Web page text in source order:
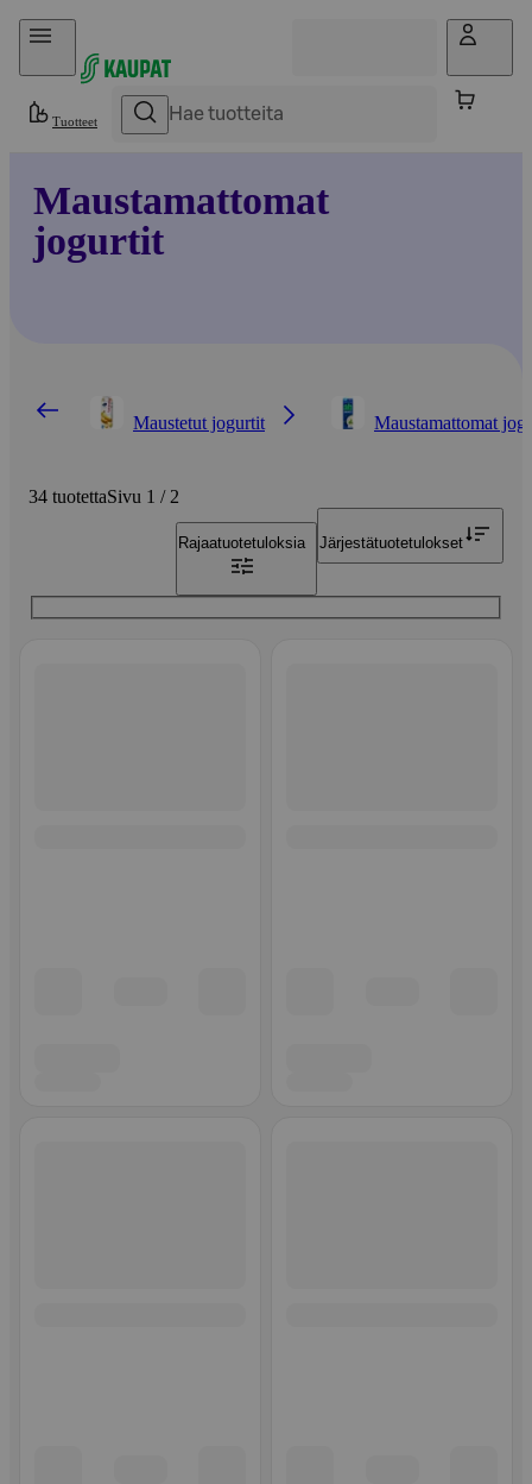
Hyppää sisältöön
Tuotteet
Maustamattomat
jogurtit
Maustetut jogurtit Maustamattomat
34 tuotettaSivu 1 / 2
Rajaatuotetuloksia Järjestätuotetulokset